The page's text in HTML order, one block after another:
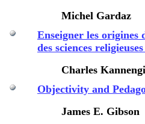
Michel Gardaz
Enseigner les origines
des sciences
Charles
Objectivity and
James E. Gibson